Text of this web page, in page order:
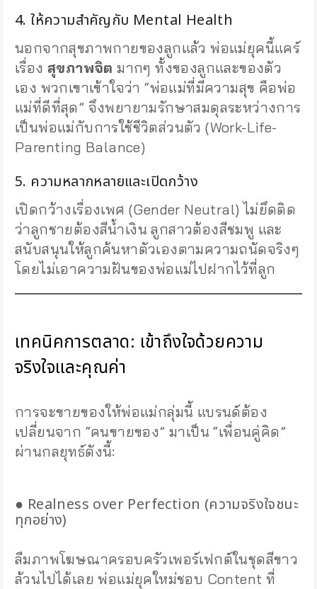
4. ให้ความสำคัญกับ Mental Health
นอกจากสุขภาพกายของลูกแล้ว พ่อแม่ยุคนี้แคร์
เรื่อง สุขภาพจิต มากๆ ทั้งของลูกและของตัว
เอง พวกเขาเข้าใจว่า “พ่อแม่ที่มีความสุข คือพ่อ
แม่ที่ดีที่สุด” จึงพยายามรักษาสมดุลระหว่างการ
เป็นพ่อแม่กับการใช้ชีวิตส่วนตัว (Work-Life-
Parenting Balance)
5. ความหลากหลายและเปิดกว้าง
เปิดกว้างเรื่องเพศ (Gender Neutral) ไม่ยึดติด
ว่าลูกชายต้องสีน้ำเงิน ลูกสาวต้องสีชมพู และ
สนับสนุนให้ลูกค้นหาตัวเองตามความถนัดจริงๆ
โดยไม่เอาความฝันของพ่อแม่ไปฝากไว้ที่ลูก
เทคนิคการตลาด: เข้าถึงใจด้วยความ
จริงใจและคุณค่า
การจะขายของให้พ่อแม่กลุ่มนี้ แบรนด์ต้อง
เปลี่ยนจาก “คนขายของ” มาเป็น “เพื่อนคู่คิด”
ผ่านกลยุทธ์ดังนี้:
● Realness over Perfection (ความจริงใจชนะ
ทุกอย่าง)
ลืมภาพโฆษณาครอบครัวเพอร์เฟกต์ในชุดสีขาว
ล้วนไปได้เลย พ่อแม่ยุคใหม่ชอบ Content ที่